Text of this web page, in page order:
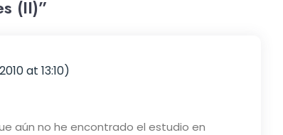
(II)”
at 13:10)
aún no he encontrado el estudio en